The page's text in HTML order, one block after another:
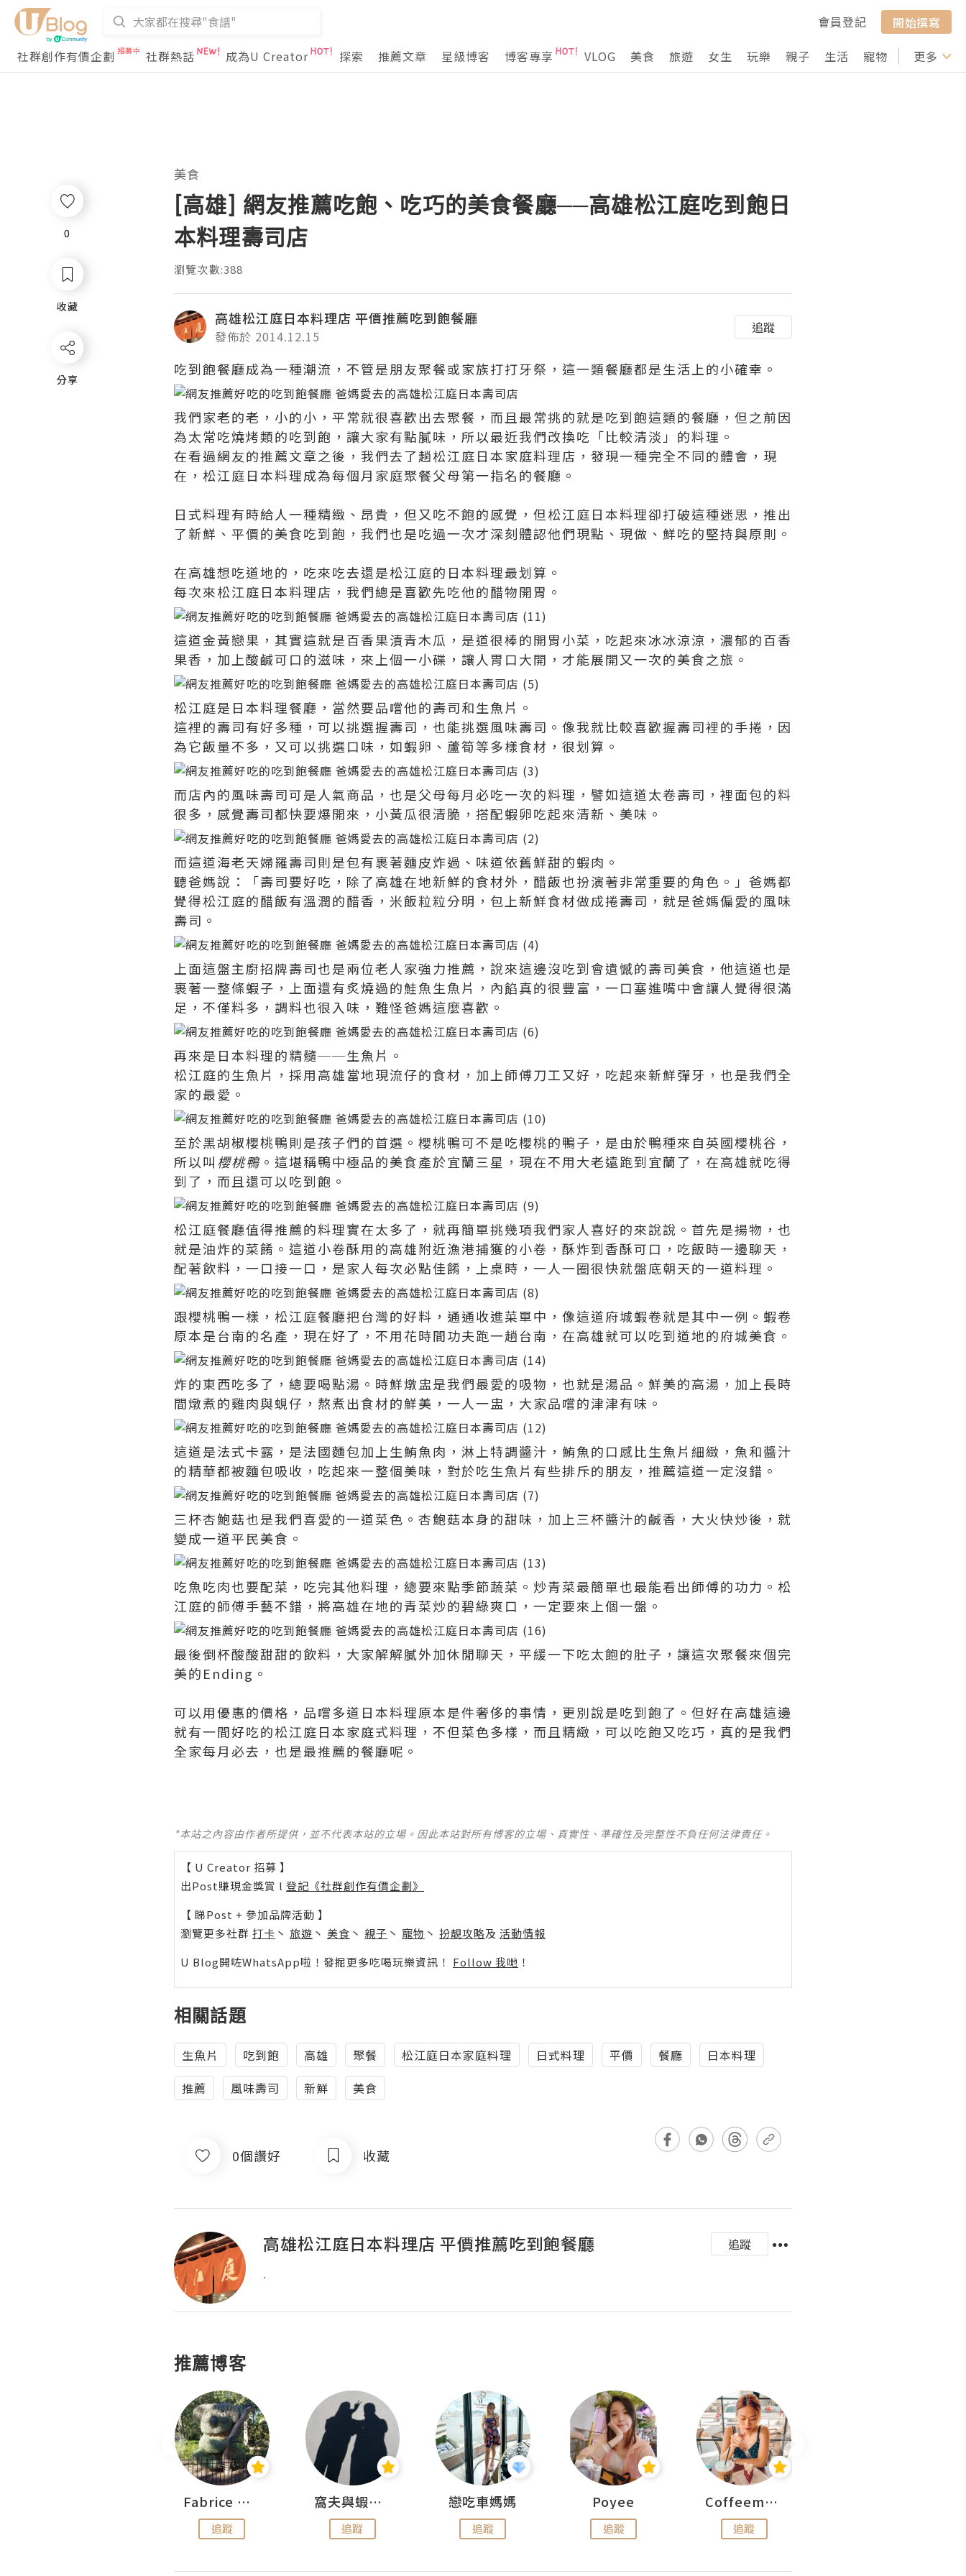
會員登記
開始撰寫
社群創作有價企劃
社群熱話 成為U Creator 探索 推薦文章 星級博客 博客專享 VLOG 美食 旅遊 女生 玩樂 親子 生活 寵物 行山 打卡
更多
0
收藏
分享
美食
[高雄] 網友推薦吃飽、吃巧的美食餐廳──高雄松江庭吃到飽日
本料理壽司店
瀏覽次數:388
高雄松江庭日本料理店 平價推薦吃到飽餐廳
發佈於 2014.12.15
追蹤
吃到飽餐廳成為一種潮流，不管是朋友聚餐或家族打打牙祭，這一類餐廳都是生活上的小確幸。
我們家老的老，小的小，平常就很喜歡出去聚餐，而且最常挑的就是吃到飽這類的餐廳，但之前因
為太常吃燒烤類的吃到飽，讓大家有點膩味，所以最近我們改換吃「比較清淡」的料理。
在看過網友的推薦文章之後，我們去了趟松江庭日本家庭料理店，發現一種完全不同的體會，現
在，松江庭日本料理成為每個月家庭聚餐父母第一指名的餐廳。
日式料理有時給人一種精緻、昂貴，但又吃不飽的感覺，但松江庭日本料理卻打破這種迷思，推出
了新鮮、平價的美食吃到飽，我們也是吃過一次才深刻體認他們現點、現做、鮮吃的堅持與原則。
在高雄想吃道地的，吃來吃去還是松江庭的日本料理最划算。
每次來松江庭日本料理店，我們總是喜歡先吃他的醋物開胃。
這道金黃戀果，其實這就是百香果漬青木瓜，是道很棒的開胃小菜，吃起來冰冰涼涼，濃郁的百香
果香，加上酸鹹可口的滋味，來上個一小碟，讓人胃口大開，才能展開又一次的美食之旅。
松江庭是日本料理餐廳，當然要品嚐他的壽司和生魚片。
這裡的壽司有好多種，可以挑選握壽司，也能挑選風味壽司。像我就比較喜歡握壽司裡的手捲，因
為它飯量不多，又可以挑選口味，如蝦卵、蘆筍等多樣食材，很划算。
而店內的風味壽司可是人氣商品，也是父母每月必吃一次的料理，譬如這道太卷壽司，裡面包的料
很多，感覺壽司都快要爆開來，小黃瓜很清脆，搭配蝦卵吃起來清新、美味。
而這道海老天婦羅壽司則是包有裹著麵皮炸過、味道依舊鮮甜的蝦肉。
聽爸媽說：「壽司要好吃，除了高雄在地新鮮的食材外，醋飯也扮演著非常重要的角色。」爸媽都
覺得松江庭的醋飯有溫潤的醋香，米飯粒粒分明，包上新鮮食材做成捲壽司，就是爸媽偏愛的風味
壽司。
上面這盤主廚招牌壽司也是兩位老人家強力推薦，說來這邊沒吃到會遺憾的壽司美食，他這道也是
裹著一整條蝦子，上面還有炙燒過的鮭魚生魚片，內餡真的很豐富，一口塞進嘴中會讓人覺得很滿
足，不僅料多，調料也很入味，難怪爸媽這麼喜歡。
再來是日本料理的精髓──生魚片。
松江庭的生魚片，採用高雄當地現流仔的食材，加上師傅刀工又好，吃起來新鮮彈牙，也是我們全
家的最愛。
至於黑胡椒櫻桃鴨則是孩子們的首選。櫻桃鴨可不是吃櫻桃的鴨子，是由於鴨種來自英國櫻桃谷，
所以叫櫻桃鴨 。這堪稱鴨中極品的美食產於宜蘭三星，現在不用大老遠跑到宜蘭了，在高雄就吃得
到了，而且還可以吃到飽。
松江庭餐廳值得推薦的料理實在太多了，就再簡單挑幾項我們家人喜好的來說說。首先是揚物，也
就是油炸的菜餚。這道小卷酥用的高雄附近漁港捕獲的小卷，酥炸到香酥可口，吃飯時一邊聊天，
配著飲料，一口接一口，是家人每次必點佳餚，上桌時，一人一圈很快就盤底朝天的一道料理。
跟櫻桃鴨一樣，松江庭餐廳把台灣的好料，通通收進菜單中，像這道府城蝦卷就是其中一例。蝦卷
原本是台南的名產，現在好了，不用花時間功夫跑一趟台南，在高雄就可以吃到道地的府城美食。
炸的東西吃多了，總要喝點湯。時鮮燉盅是我們最愛的吸物，也就是湯品。鮮美的高湯，加上長時
間燉煮的雞肉與蜆仔，熬煮出食材的鮮美，一人一盅，大家品嚐的津津有味。
這道是法式卡露，是法國麵包加上生鮪魚肉，淋上特調醬汁，鮪魚的口感比生魚片細緻，魚和醬汁
的精華都被麵包吸收，吃起來一整個美味，對於吃生魚片有些排斥的朋友，推薦這道一定沒錯。
三杯杏鮑菇也是我們喜愛的一道菜色。杏鮑菇本身的甜味，加上三杯醬汁的鹹香，大火快炒後，就
變成一道平民美食。
吃魚吃肉也要配菜，吃完其他料理，總要來點季節蔬菜。炒青菜最簡單也最能看出師傅的功力。松
江庭的師傅手藝不錯，將高雄在地的青菜炒的碧綠爽口，一定要來上個一盤。
最後倒杯酸酸甜甜的飲料，大家解解膩外加休閒聊天，平緩一下吃太飽的肚子，讓這次聚餐來個完
美的Ending。
可以用優惠的價格，品嚐多道日本料理原本是件奢侈的事情，更別說是吃到飽了。但好在高雄這邊
就有一間好吃的松江庭日本家庭式料理，不但菜色多樣，而且精緻，可以吃飽又吃巧，真的是我們
全家每月必去，也是最推薦的餐廳呢。
*本站之內容由作者所提供，並不代表本站的立場。因此本站對所有博客的立場、真實性、準確性及完整性不負任何法律責任。
【 U Creator 招募 】
出Post賺現金獎賞 l 登記《社群創作有價企劃》
【 睇Post + 參加品牌活動 】
瀏覽更多社群 打卡 丶 旅遊 丶 美食 丶 親子 丶 寵物 丶 扮靚攻略及 活動情報
U Blog開咗WhatsApp啦！發掘更多吃喝玩樂資訊！ Follow 我哋 ！
相關話題
生魚片 吃到飽 高雄 聚餐 松江庭日本家庭料理 日式料理 平價 餐廳
日本料理
推薦
風味壽司 新鮮 美食
0個讚好 收藏
高雄松江庭日本料理店 平價推薦吃到飽餐廳
追蹤
.
推薦博客
Fabrice 嚐味
追蹤
窩夫與蝦子餅
追蹤
戀吃車媽媽
追蹤
Poyee
追蹤
Coffeemeetjojo
追蹤
0
收藏
分享